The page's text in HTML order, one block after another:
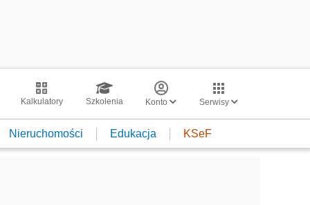
Kalkulatory Szkolenia Konto Serwisy
Nieruchomości Edukacja KSeF